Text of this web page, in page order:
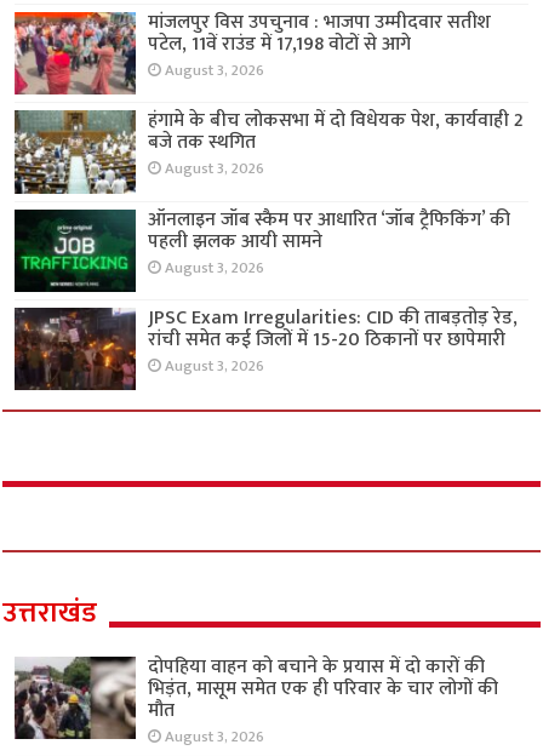
मांजलपुर विस उपचुनाव : भाजपा उम्मीदवार सतीश
पटेल, 11वें राउंड में 17,198 वोटों से आगे
August 3, 2026
हंगामे के बीच लोकसभा में दो विधेयक पेश, कार्यवाही 2
बजे तक स्थगित
August 3, 2026
ऑनलाइन जॉब स्कैम पर आधारित ‘जॉब ट्रैफिकिंग’ की
पहली झलक आयी सामने
August 3, 2026
JPSC Exam Irregularities: CID की ताबड़तोड़ रेड,
रांची समेत कई जिलों में 15-20 ठिकानों पर छापेमारी
August 3, 2026
उत्तराखंड
दोपहिया वाहन को बचाने के प्रयास में दो कारों की
भिड़ंत, मासूम समेत एक ही परिवार के चार लोगों की
मौत
August 3, 2026